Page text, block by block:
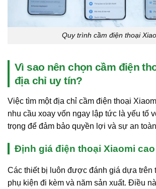
Quy trình cầm điện thoại
Vì sao nên chọn cầm điện
địa chỉ uy tín?
Việc tìm một địa chỉ cầm điện thoại
nhu cầu xoay vốn ngay lập tức là yếu tố
trọng để đảm bảo quyền lợi và sự an
Định giá điện thoại Xiaomi cao
Các thiết bị luôn được đánh giá dựa trên
phụ kiện đi kèm và năm sản xuất. Điều